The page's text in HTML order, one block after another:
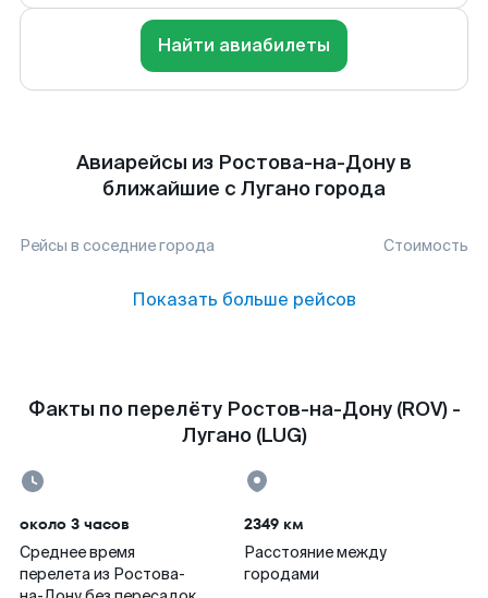
Найти авиабилеты
Авиарейсы из Ростова-на-Дону в
ближайшие с Лугано города
Рейсы в соседние города Стоимость
Показать больше рейсов
Факты по перелёту Ростов-на-Дону (ROV) -
Лугано (LUG)
около 3 часов
Среднее время
перелета из Ростова-
2349 км
Расстояние между
городами